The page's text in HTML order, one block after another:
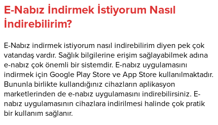
E-Nabız İndirmek İstiyorum Nasıl
İndirebilirim?
E-Nabız indirmek istiyorum nasıl indirebilirim diyen pek çok
vatandaş vardır. Sağlık bilgilerine erişim sağlayabilmek adına
e-nabız çok önemli bir sistemdir. E-nabız uygulamasını
indirmek için Google Play Store ve App Store kullanılmaktadır.
Bununla birlikte kullandığınız cihazların aplikasyon
marketlerinden de e-nabız uygulamasını indirebilirsiniz. E-
nabız uygulamasının cihazlara indirilmesi halinde çok pratik
bir kullanım sağlanır.